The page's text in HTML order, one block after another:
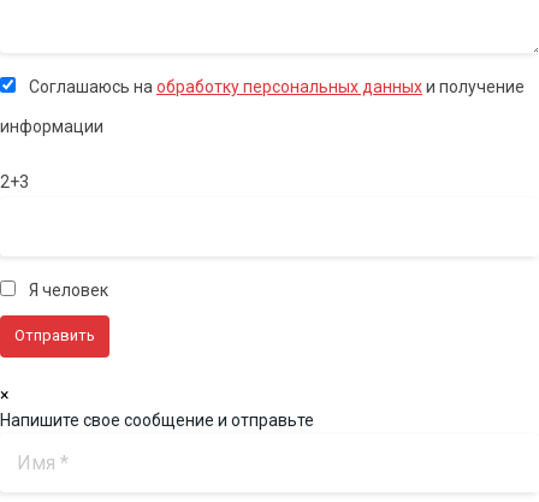
Соглашаюсь на обработку персональных данныхи получение
информации
2+3
Я человек
×
Напишите свое сообщение и отправьте